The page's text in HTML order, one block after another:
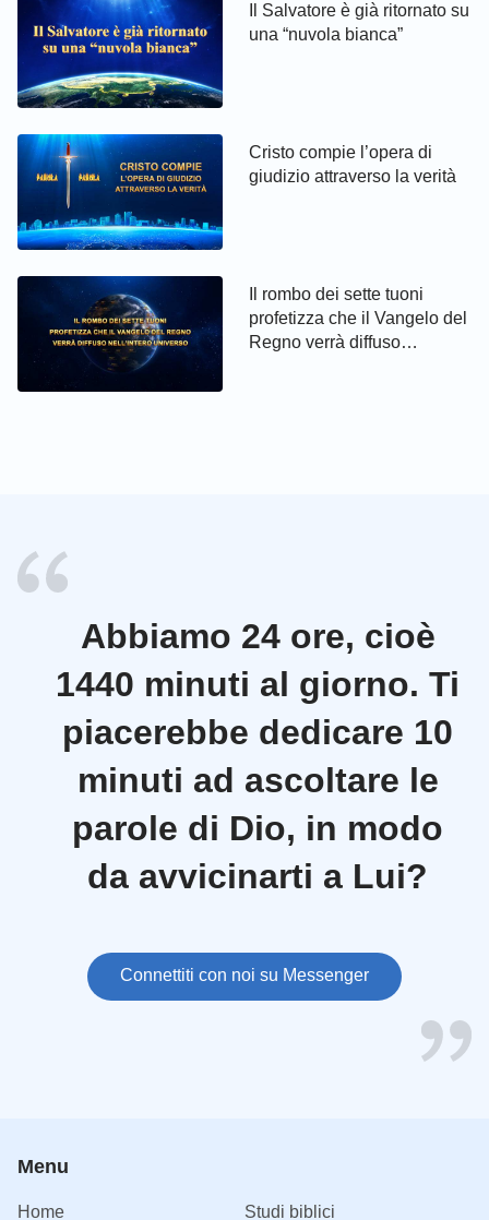
Il Salvatore è già ritornato su
una “nuvola bianca”
Cristo compie l’opera di
giudizio attraverso la verità
Il rombo dei sette tuoni
profetizza che il Vangelo del
Regno verrà diffuso
Abbiamo 24 ore, cioè
1440 minuti al giorno. Ti
piacerebbe dedicare 10
minuti ad ascoltare le
parole di Dio, in modo
da avvicinarti a Lui?
Connettiti con noi su Messenger
Menu
Home
Studi biblici